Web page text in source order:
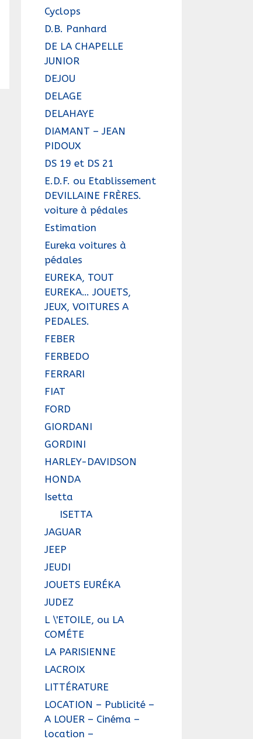
Cyclops
D.B. Panhard
DE LA CHAPELLE
JUNIOR
DEJOU
DELAGE
DELAHAYE
DIAMANT – JEAN
PIDOUX
DS 19 et DS 21
E.D.F. ou Etablissement
DEVILLAINE FRÈRES.
voiture à pédales
Estimation
Eureka voitures à
pédales
EUREKA, TOUT
EUREKA… JOUETS,
JEUX, VOITURES A
PEDALES.
FEBER
FERBEDO
FERRARI
FIAT
FORD
GIORDANI
GORDINI
HARLEY-DAVIDSON
HONDA
Isetta
ISETTA
JAGUAR
JEEP
JEUDI
JOUETS EURÉKA
JUDEZ
L \'ETOILE, ou LA
COMÉTE
LA PARISIENNE
LACROIX
LITTÉRATURE
LOCATION – Publicité –
A LOUER – Cinéma –
location –